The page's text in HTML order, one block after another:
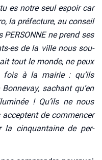
es notre seul espoir car
la pré­fec­ture, au conseil
ne prend ses
es de la ville nous sou­
tout le monde, ne peux
fois à la mai­rie : qu’ils
sachant qu’en
! Qu’ils ne nous
de com­men­cer
la cin­quan­taine de per­